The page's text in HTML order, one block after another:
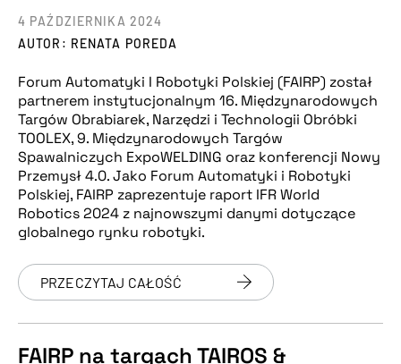
AUTOR: RENATA POREDA
4 PAŹDZIERNIKA 2024
Forum Automatyki I Robotyki Polskiej (FAIRP) został
partnerem instytucjonalnym 16. Międzynarodowych
Targów Obrabiarek, Narzędzi i Technologii Obróbki
TOOLEX, 9. Międzynarodowych Targów
Spawalniczych ExpoWELDING oraz konferencji Nowy
Przemysł 4.0. Jako Forum Automatyki i Robotyki
Polskiej, FAIRP zaprezentuje raport IFR World
Robotics 2024 z najnowszymi danymi dotyczące
globalnego rynku robotyki.
PRZECZYTAJ CAŁOŚĆ
FAIRP na targach TAIROS &